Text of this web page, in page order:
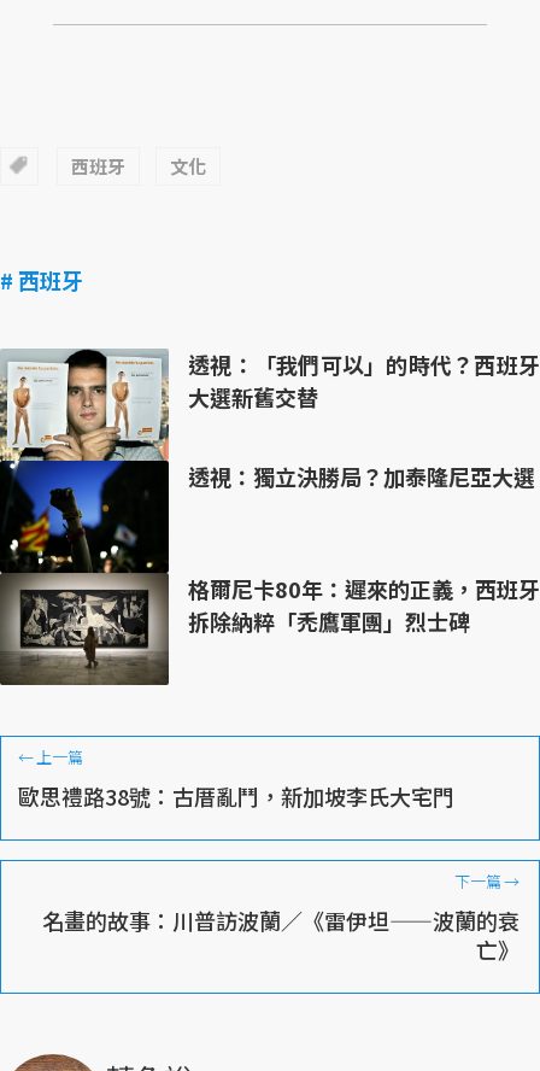
西班牙 文化
# 西班牙
透視：「我們可以」的時代？西班牙
大選新舊交替
透視：獨立決勝局？加泰隆尼亞大選
格爾尼卡80年：遲來的正義，西班牙
拆除納粹「禿鷹軍團」烈士碑
← 上一篇
歐思禮路38號：古厝亂鬥，新加坡李氏大宅門
下一篇→
名畫的故事：川普訪波蘭／《雷伊坦——波蘭的衰
亡》